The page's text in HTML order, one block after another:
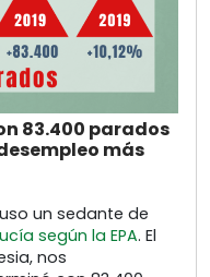
83.400 parados
más
un sedante de
según la EPA. El
nos